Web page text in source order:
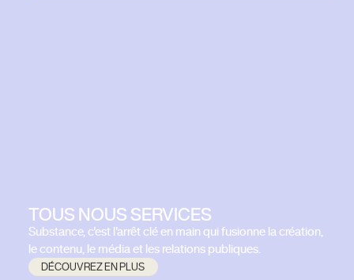
TOUS NOUS SERVICES
Substance, c'est l'arrêt clé en main qui fusionne la création,
le contenu, le média et les relations publiques.
DÉCOUVREZ EN PLUS